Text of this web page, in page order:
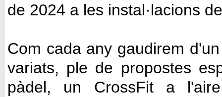
de 2024 a les instal·lacions
Com cada any gaudirem
variats, ple de propostes
pàdel, un CrossFit
a